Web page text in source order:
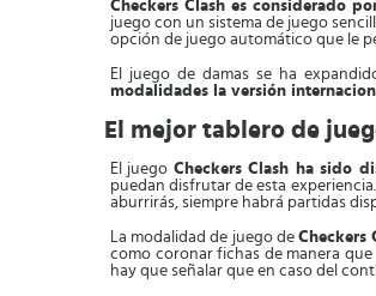
Checkers Clash es considerado
juego con un sistema de juego
opción de juego automático que le
El juego de damas se ha
modalidades la versión
El mejor tablero de
El juego Checkers Clash ha sido
puedan disfrutar de esta
aburrirás, siempre habrá partidas
La modalidad de juego de Checkers
como coronar fichas de manera que
hay que señalar que en caso del